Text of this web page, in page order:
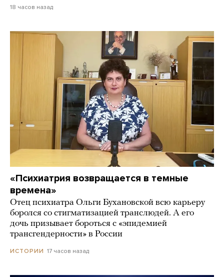
18 часов назад
«Психиатрия возвращается в темные
времена»
Отец психиатра Ольги Бухановской всю карьеру
боролся со стигматизацией транслюдей. А его
дочь призывает бороться с «эпидемией
трансгендерности» в России
ИСТОРИИ 17 часов назад